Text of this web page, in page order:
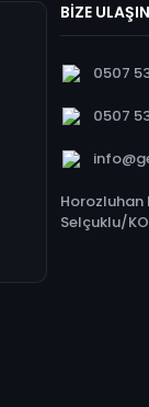
BİZE ULAŞIN
0507
0507
Horozluhan
Selçuklu/